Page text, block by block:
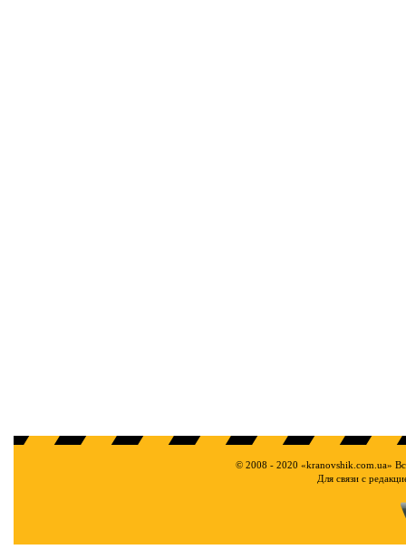
© 2008 - 2020 «kranovshik.com.ua»
Для связи с